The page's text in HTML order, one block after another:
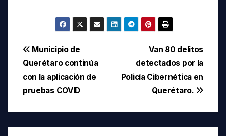
Navegación
de
entradas
Van 80 delitos
detectados por la
Policía Cibernética en
Querétaro.
Municipio de
Querétaro continúa
con la aplicación de
pruebas COVID